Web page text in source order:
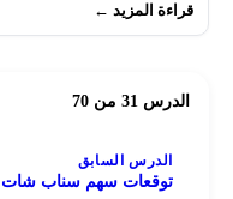
قراءة المزيد ←
الدرس 31 من 70
الدرس السابق
توقعات سهم سناب شات SNAP في 2026: تحليل النتا...